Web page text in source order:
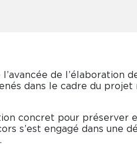
de l’élaboration
dans le cadre du projet
concret pour préserver
s’est engagé dans une